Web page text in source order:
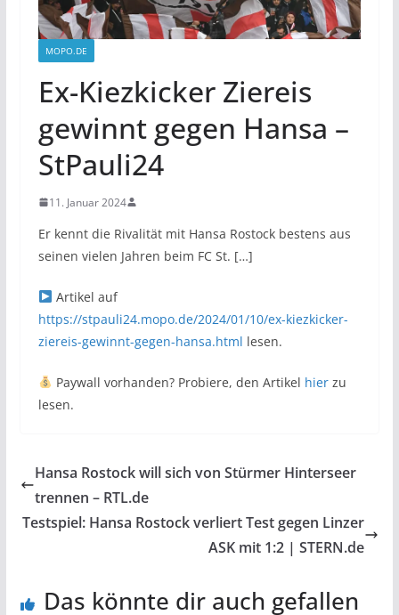
MOPO.DE
Ex-Kiezkicker Ziereis
gewinnt gegen Hansa –
StPauli24
11. Januar 2024
Er kennt die Rivalität mit Hansa Rostock bestens aus
seinen vielen Jahren beim FC St. […]
Artikel auf
https://stpauli24.mopo.de/2024/01/10/ex-kiezkicker-
ziereis-gewinnt-gegen-hansa.html lesen.
Paywall vorhanden? Probiere, den Artikel hierzu
lesen.
Hansa Rostock will sich von Stürmer Hinterseer
trennen – RTL.de
Testspiel: Hansa Rostock verliert Test gegen Linzer
ASK mit 1:2 | STERN.de
Das könnte dir auch gefallen